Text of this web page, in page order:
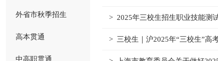
外省市秋季招生
高本贯通
中高职贯通
> 2025年三校生招生职业技能测
> 三校生｜沪2025年“三校生”高